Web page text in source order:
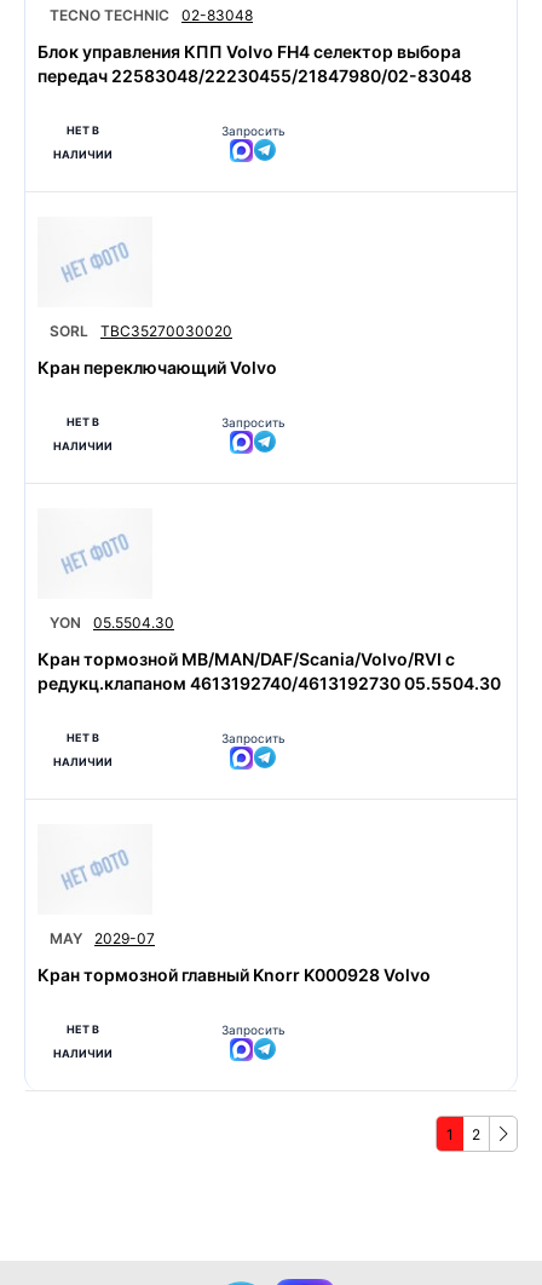
TECNO TECHNIC 02-83048
Блок управления КПП Volvo FH4 селектор выбора
передач 22583048/22230455/21847980/02-83048
НЕТ В
НАЛИЧИИ
Запросить
SORL TBC35270030020
Кран переключающий Volvo
НЕТ В
НАЛИЧИИ
Запросить
YON 05.5504.30
Кран тормозной MB/MAN/DAF/Scania/Volvo/RVI с
редукц.клапаном 4613192740/4613192730 05.5504.30
НЕТ В
НАЛИЧИИ
Запросить
MAY 2029-07
Кран тормозной главный Knorr K000928 Volvo
НЕТ В
НАЛИЧИИ
Запросить
1 2